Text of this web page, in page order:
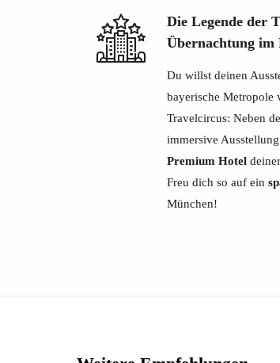
Die Legende der
Übernachtung im
Du willst deinen
bayerische Metropole
Travelcircus: Neben
immersive
Premium Hotel
Freu dich so auf ein
München!